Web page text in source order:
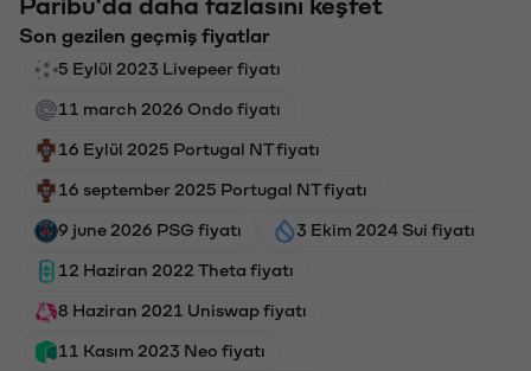
Son gezilen geçmiş fiyatlar
5 Eylül 2023 Livepeer fiyatı
11 march 2026 Ondo fiyatı
16 Eylül 2025 Portugal NT fiyatı
16 september 2025 Portugal NT fiyatı
9 june 2026 PSG fiyatı 3 Ekim 2024 Sui fiyatı
12 Haziran 2022 Theta fiyatı
8 Haziran 2021 Uniswap fiyatı
11 Kasım 2023 Neo fiyatı